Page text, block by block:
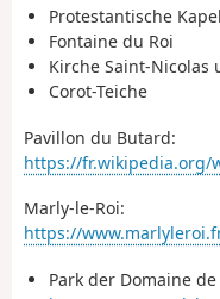
Protestantische
Fontaine du Roi
Kirche Saint-Nicolas
Corot-Teiche
Pavillon du Butard:
https://fr.wikipedia.org/
Marly-le-Roi:
https://
Park der Domaine